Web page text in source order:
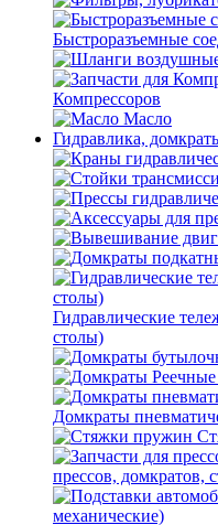
Быстроразъемные
Компрессоров
Масло
Гидравлика,
Гидравлические
столы)
Домкраты
прессов, домкратов,